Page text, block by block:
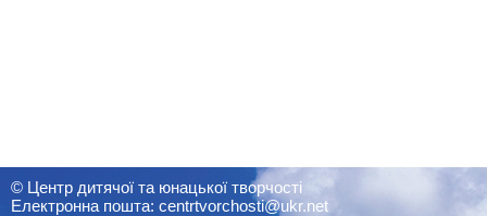
© Центр дитячої та юнацької творчості
Електронна пошта: centrtvorchosti@ukr.net